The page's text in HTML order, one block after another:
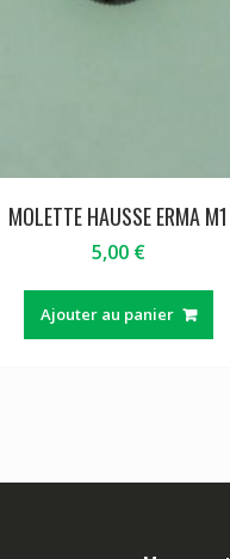
MOLETTE HAUSSE ERMA M1
5,00 €
Ajouter au panier